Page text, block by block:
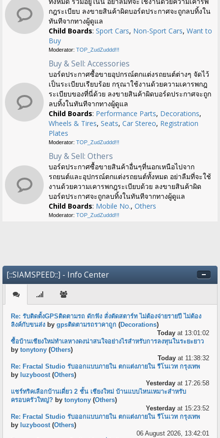
กฎระเบียบ ลงขายสินค้าผิดบอร์ดประกาศจะถูกลบทิ้งใน
ทันทีจากทางผู้ดูแล
Child Boards: Sport Cars, Non-Sport Cars, Want to
Buy
Moderator: TOP_ZudZuddd!!!
Buy & Sell: Accessories
บอร์ดประกาศซื้อขายอุปกรณ์ตกแต่งรถยนต์ต่างๆ จัดไว้
เป็นระเบียบเรียบร้อย กรุณาใช้งานด้วยความเคารพกฎ
ระเบียบของที่นี่ด้วย ลงขายสินค้าผิดบอร์ดประกาศจะถูก
ลบทิ้งในทันทีจากทางผู้ดูแล
Child Boards: Performance Parts, Decorations,
Wheels & Tires, Seats, Car Stereo, Registration
Plates
Moderator: TOP_ZudZuddd!!!
Buy & Sell: Others
บอร์ดประกาศซื้อขายสินค้าอื่นๆที่นอกเหนือไปจาก
รถยนต์และอุปกรณ์ตกแต่งรถยนต์ทั้งหมด อย่าลืมที่จะใช้
งานด้วยความเคารพกฎระเบียบด้วย ลงขายสินค้าผิด
บอร์ดประกาศจะถูกลบทิ้งในทันทีจากทางผู้ดูแล
Child Boards: Mobile No., Others
Moderator: TOP_ZudZuddd!!!
[::SIAMSPEED::] - Info Center
Re: รับติดตั้งGPSติดตามรถ ดักฟัง สั่งตัดสตาร์ท ไม่ต้องจ่ายรายปี ไม่ต้อง
ลิงค์กับขนส่ง bygpsติดตามรถราคาถูก (Decorations)
Todayat 13:01:02
ซื้อบ้านเชียงใหม่ทำเลหางดงน่าสนใจอย่างไรสำหรับการลงทุนในระยะยาว
bytonytony (Others)
Todayat 11:38:32
Re: Fractal Studio รับออกแบบภายใน ตกแต่งภายใน รีโนเวท กรุงเทพ
by luzyboost(Others)
Yesterdayat 17:26:58
แชร์ทริคเลือกบ้านเดี่ยว 2 ชั้น เชียงใหม่ บ้านแบบไหนเหมาะสำหรับ
ครอบครัวใหญ่? bytonytony (Others)
Yesterdayat 15:23:52
Re: Fractal Studio รับออกแบบภายใน ตกแต่งภายใน รีโนเวท กรุงเทพ
by luzyboost(Others)
06 August 2026, 13:42:01